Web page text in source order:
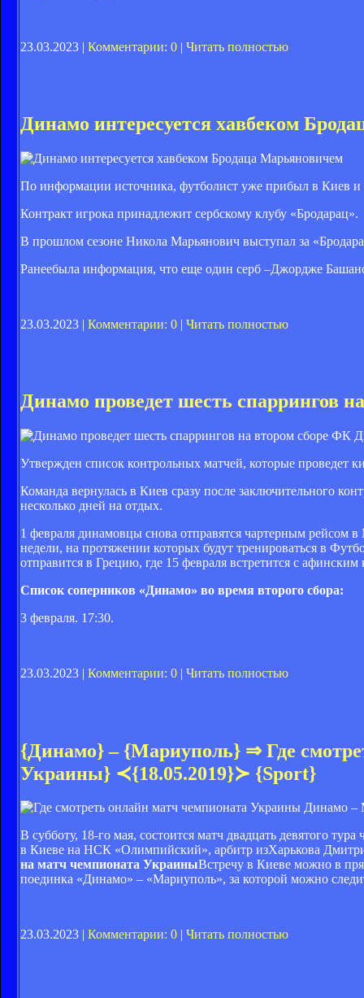
23.03.2023 | Комментарии: 0 | Читать полностью
Динамо интересуется хавбеком
По информации источника, футболист уже прибыл в Киев
Контракт игрока принадлежит сербскому клубу «Бродарац».
В прошлом сезоне Никола Марьянович выступал за
Ранеебыла информация, что еще один серб –Джордже
23.03.2023 | Комментарии: 0 | Читать полностью
Динамо проведет шесть спаррингов
ФК
Утвержден список контрольных матчей, которые проведет
Команда вернулась в Киев сразу после заключительного
несколько дней на отдых.
1 февраля динамовцы снова отправятся чартерным рейсом
недели, на протяжении которых будут тренироваться в
отправится в Грецию, где 15 февраля встретится с
Список соперников «Динамо» во время второго сбора:
3 февраля. 17:30.
23.03.2023 | Комментарии: 0 | Читать полностью
{Динамо} – {Мариуполь} ⇒ Где
Украины} ≺{18.05.2019}≻ {Sport}
В субботу, 18-го мая, состоится матч двадцать девятого
в Киеве на НСК «Олимпийский», арбитр изХарькова
на матч чемпионата УкраиныВстречу в Киеве можно в
поединка «Динамо» – «Мариуполь», за которой можно
23.03.2023 | Комментарии: 0 Читать полностью